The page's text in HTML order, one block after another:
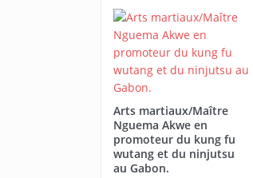
Arts martiaux/Maître
Nguema Akwe en
promoteur du kung fu
wutang et du ninjutsu
au Gabon.